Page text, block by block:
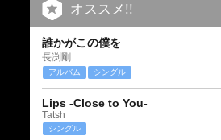
オススメ!!
誰かがこの僕を
長渕剛
アルバム シングル
Lips -Close to You-
Tatsh
シングル